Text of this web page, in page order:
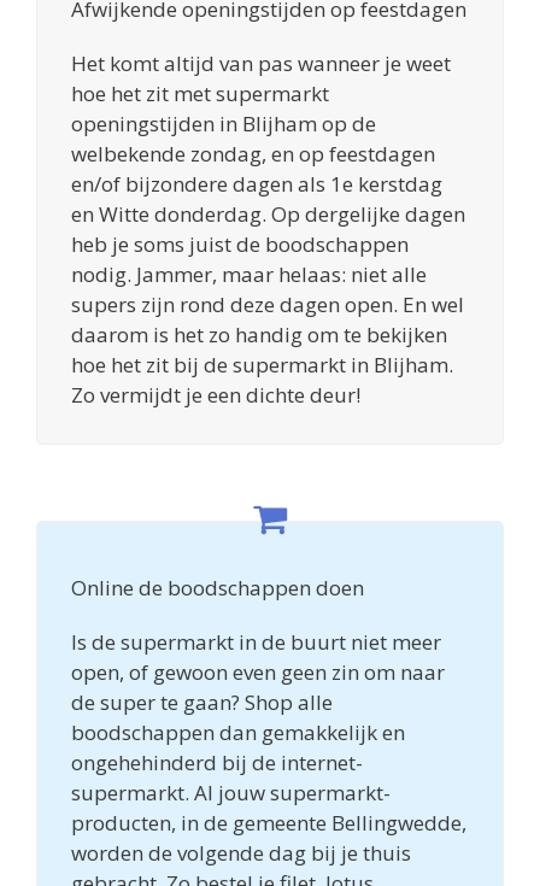
Afwijkende openingstijden op feestdagen
Het komt altijd van pas wanneer je weet
hoe het zit met supermarkt
openingstijden in Blijham op de
welbekende zondag, en op feestdagen
en/of bijzondere dagen als 1e kerstdag
en Witte donderdag. Op dergelijke dagen
heb je soms juist de boodschappen
nodig. Jammer, maar helaas: niet alle
supers zijn rond deze dagen open. En wel
daarom is het zo handig om te bekijken
hoe het zit bij de supermarkt in Blijham.
Zo vermijdt je een dichte deur!
Online de boodschappen doen
Is de supermarkt in de buurt niet meer
open, of gewoon even geen zin om naar
de super te gaan? Shop alle
boodschappen dan gemakkelijk en
ongehehinderd bij de internet-
supermarkt. Al jouw supermarkt-
producten, in de gemeente Bellingwedde,
worden de volgende dag bij je thuis